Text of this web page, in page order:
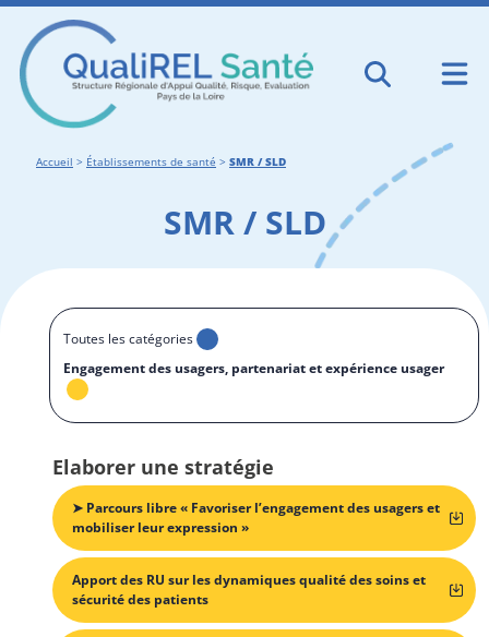
Accueil > Établissements de santé > SMR / SLD
SMR / SLD
Toutes les catégories
Engagement des usagers, partenariat et expérience usager
Elaborer une stratégie
➤ Parcours libre « Favoriser l’engagement des usagers et
mobiliser leur expression »
Apport des RU sur les dynamiques qualité des soins et
sécurité des patients